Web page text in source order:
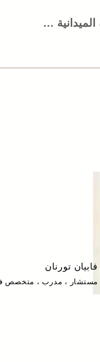
...
فابيان تورنان
مستشار ، مدرب ، متخصص في